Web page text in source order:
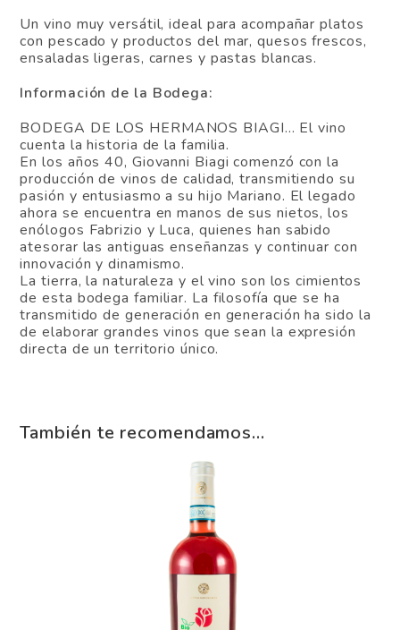
Un vino muy versátil, ideal para acompañar platos
con pescado y productos del mar, quesos frescos,
ensaladas ligeras, carnes y pastas blancas.
Información de la Bodega:
BODEGA DE LOS HERMANOS BIAGI… El vino
cuenta la historia de la familia.
En los años 40, Giovanni Biagi comenzó con la
producción de vinos de calidad, transmitiendo su
pasión y entusiasmo a su hijo Mariano. El legado
ahora se encuentra en manos de sus nietos, los
enólogos Fabrizio y Luca, quienes han sabido
atesorar las antiguas enseñanzas y continuar con
innovación y dinamismo.
La tierra, la naturaleza y el vino son los cimientos
de esta bodega familiar. La filosofía que se ha
transmitido de generación en generación ha sido la
de elaborar grandes vinos que sean la expresión
directa de un territorio único.
También te recomendamos…